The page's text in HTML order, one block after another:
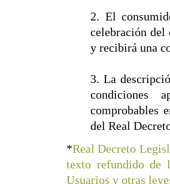
2. El
celebración del
y recibirá una
3. La
condiciones
comprobables
del Real
*Real Decreto
texto refundido de
Usuarios y otras